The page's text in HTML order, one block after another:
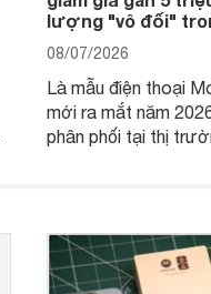
lượng "vô đối"
08/07/2026
Là mẫu điện thoại
mới ra mắt năm
phân phối tại thị
trình giảm giá hấp
thêm một lựa chọn
người dùng Việt.